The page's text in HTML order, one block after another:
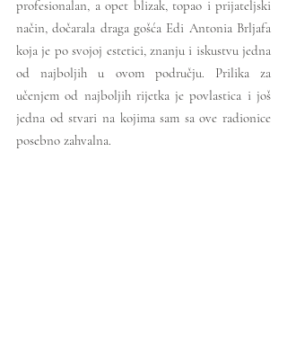
profesionalan, a opet blizak, topao i prijateljski
način, dočarala draga gošća Edi Antonia Brljafa
koja je po svojoj estetici, znanju i iskustvu jedna
od najboljih u ovom području. Prilika za
učenjem od najboljih rijetka je povlastica i još
jedna od stvari na kojima sam sa ove radionice
posebno zahvalna.